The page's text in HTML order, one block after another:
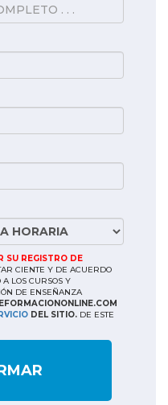
SU REGISTRO DE
CIENTE Y DE ACUERDO
LOS CURSOS Y
DE ENSEÑANZA
DEL SITIO. DE ESTE